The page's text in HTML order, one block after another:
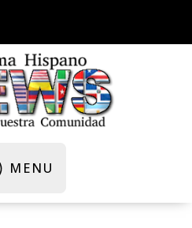
MENU